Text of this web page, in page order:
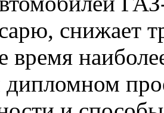
снижает
время